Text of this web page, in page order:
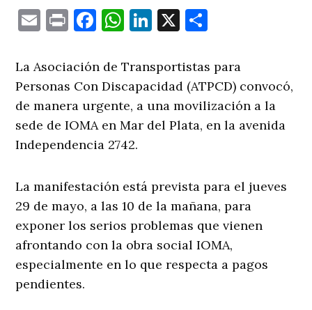
EmailPrintFacebook
WhatsApp
LinkedIn
X
La Asociación de Transportistas para
Personas Con Discapacidad (ATPCD) convocó,
de manera urgente, a una movilización a la
sede de IOMA en Mar del Plata, en la avenida
Independencia 2742.
La manifestación está prevista para el jueves
29 de mayo, a las 10 de la mañana, para
exponer los serios problemas que vienen
afrontando con la obra social IOMA,
especialmente en lo que respecta a pagos
pendientes.